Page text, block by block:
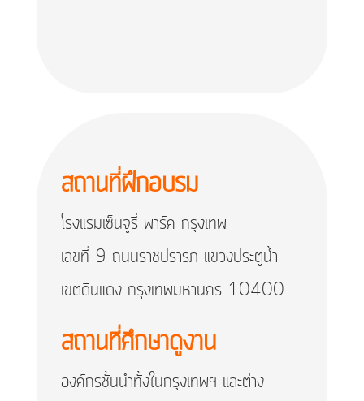
สถานที่ฝึกอบรม
โรงแรมเซ็นจูรี่ พาร์ค กรุงเทพ
เลขที่ 9 ถนนราชปรารภ แขวงประตูน้ำ
เขตดินแดง กรุงเทพมหานคร 10400
สถานที่ศึกษาดูงาน
องค์กรชั้นนำทั้งในกรุงเทพฯ และต่าง